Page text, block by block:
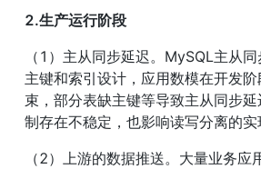
2.生产运行阶段
（1）主从同步延迟。MySQL主从
主键和索引设计，应用数模在开发
束，部分表缺主键等导致主从同步
制存在不稳定，也影响读写分离的实
（2）上游的数据推送。大量业务应